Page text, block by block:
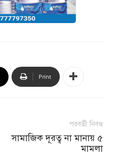
Print
পরবর্তী নিবন্ধ
সামাজিক দূরত্ব না মানায় ৫
মামলা